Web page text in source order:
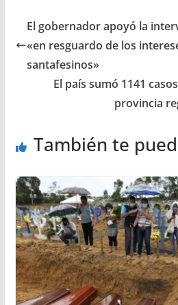
El gobernador apoyó la
«en resguardo de los
santafesinos»
El país sumó 1141
provincia
También te